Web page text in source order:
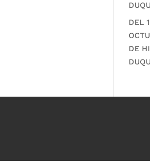
DEL
DE